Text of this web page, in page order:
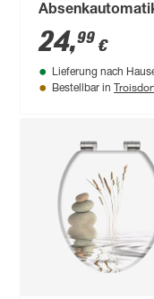
weiß Duroplast
24,99 €
Lieferung nach
Bestellbar in